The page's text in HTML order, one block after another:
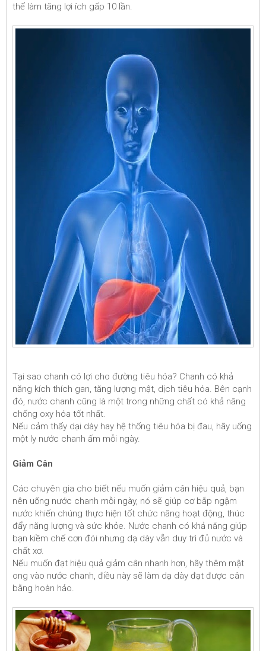
thể làm tăng lợi ích gấp 10 lần.
Tại sao chanh có lợi cho đường tiêu hóa? Chanh có khả
năng kích thích gan, tăng lượng mật, dịch tiêu hóa. Bên cạnh
đó, nước chanh cũng là một trong những chất có khả năng
chống oxy hóa tốt nhất.
Nếu cảm thấy dại dày hay hệ thống tiêu hóa bị đau, hãy uống
một ly nước chanh ấm mỗi ngày.
Giảm Cân
Các chuyên gia cho biết nếu muốn giảm cân hiệu quả, bạn
nên uống nước chanh mỗi ngày, nó sẽ giúp cơ bắp ngậm
nước khiến chúng thực hiện tốt chức năng hoạt động, thúc
đẩy năng lượng và sức khỏe. Nước chanh có khả năng giúp
bạn kiềm chế cơn đói nhưng dạ dày vẫn duy trì đủ nước và
chất xơ.
Nếu muốn đạt hiệu quả giảm cân nhanh hơn, hãy thêm mật
ong vào nước chanh, điều này sẽ làm dạ dày đạt được cân
bằng hoàn hảo.